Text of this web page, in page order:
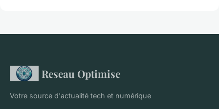
Reseau Optimise
Votre source d'actualité tech et numérique